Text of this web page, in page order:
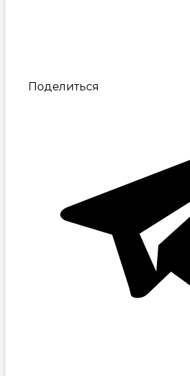
Поделиться